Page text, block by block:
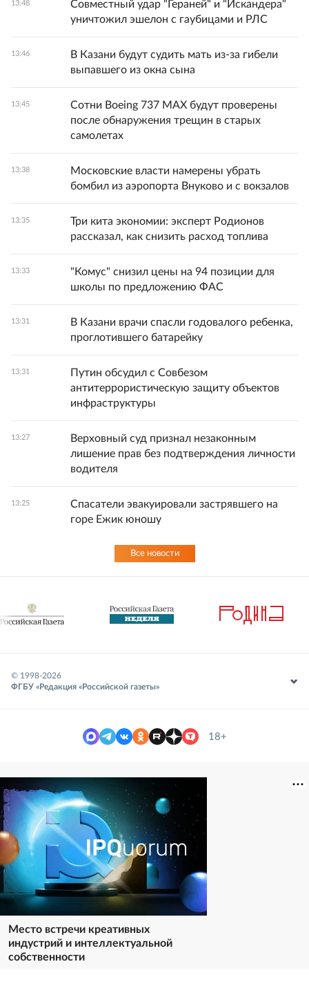
13:48
Совместный удар "Гераней" и "Искандера"
уничтожил эшелон с гаубицами и РЛС
13:46
В Казани будут судить мать из-за гибели
выпавшего из окна сына
13:45
Сотни Boeing 737 MAX будут проверены
после обнаружения трещин в старых
самолетах
13:38
Московские власти намерены убрать
бомбил из аэропорта Внуково и с вокзалов
13:35
Три кита экономии: эксперт Родионов
рассказал, как снизить расход топлива
13:33
"Комус" снизил цены на 94 позиции для
школы по предложению ФАС
13:31
В Казани врачи спасли годовалого ребенка,
проглотившего батарейку
13:31
Путин обсудил с Совбезом
антитеррористическую защиту объектов
инфраструктуры
13:27
Верховный суд признал незаконным
лишение прав без подтверждения личности
водителя
13:25
Спасатели эвакуировали застрявшего на
горе Ежик юношу
Все новости
© 1998-2026
ФГБУ «Редакция «Российской газеты»
18+
Место встречи креативных
индустрий и интеллектуальной
собственности